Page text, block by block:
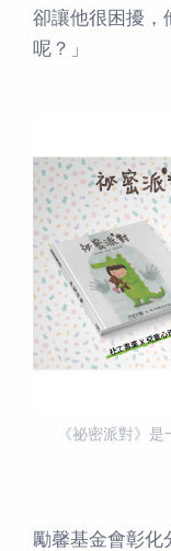
卻讓他很困擾，
呢？」
《祕密派對》
勵馨基金會彰化